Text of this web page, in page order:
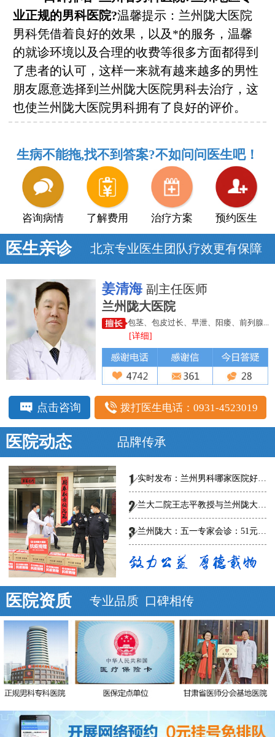
业正规的男科医院?温馨提示：兰州陇大医院
男科凭借着良好的效果，以及*的服务，温馨
的就诊环境以及合理的收费等很多方面都得到
了患者的认可，这样一来就有越来越多的男性
朋友愿意选择到兰州陇大医院男科去治疗，这
也使兰州陇大医院男科拥有了良好的评价。
生病不能拖,找不到答案?不如问问医生吧！
咨询病情 了解费用 治疗方案 预约医生
医生亲诊 北京专业医生团队疗效更有保障
姜清海 副主任医师
兰州陇大医院
包茎、包皮过长、早泄、阳痿、前列腺...
[详细]
点击咨询 拨打医生电话：0931-4523019
医院动态 品牌传承
实时发布：兰州男科哪家医院好-总榜发布--兰州陇大医院怎么样?
兰大二院王志平教授与兰州陇大男科医院专家共话男科规范、创新诊疗，
兰州陇大：五一专家会诊：51元泌尿男科惠民普查
医院资质 专业品质 口碑相传